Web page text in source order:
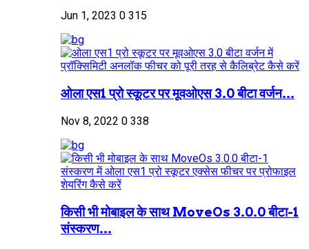
Jun 1, 2023 0 315
ओला एस1 प्रो स्कूटर पर मूवओएस 3.0 बीटा वर्जन...
Nov 8, 2022 0 338
किसी भी मोबाइल के साथ MoveOs 3.0.0 बीटा-1
संस्करण...